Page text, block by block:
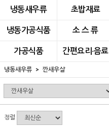
냉동새우류 초밥재료
냉동가공식품 소 스 류
가공식품 간편요리·음료
냉동새우류 깐새우살
정렬